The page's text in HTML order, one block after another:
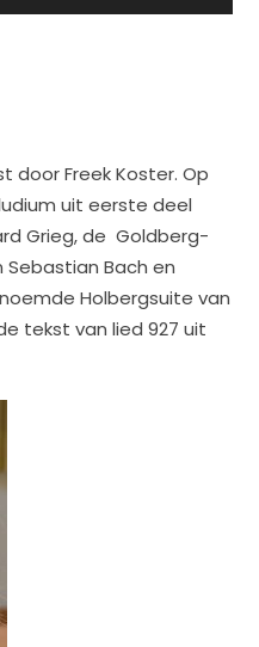
door Freek Koster. Op
uit eerste deel
Grieg, de Goldberg-
Sebastian Bach en
Holbergsuite van
tekst van lied 927 uit